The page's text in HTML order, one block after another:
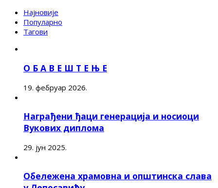
Најновије
Популарно
Тагови
О Б А В Е Ш Т Е Њ Е
19. фебруар 2026.
Награђени ђаци генерација и носиоци
Вукових диплома
29. јун 2025.
Обележена храмовна и општинска слава